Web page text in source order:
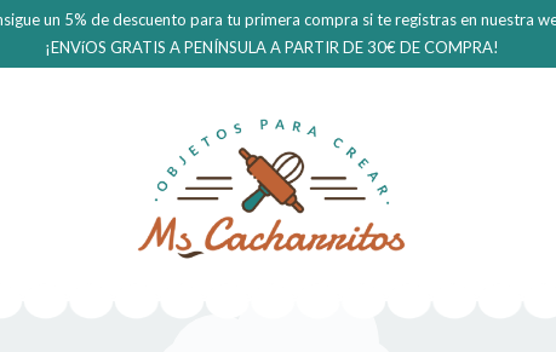
un 5% de descuento para tu primera compra si te registras en nuestra
¡ENVíOS GRATIS A PENÍNSULA A PARTIR DE 30€ DE COMPRA!